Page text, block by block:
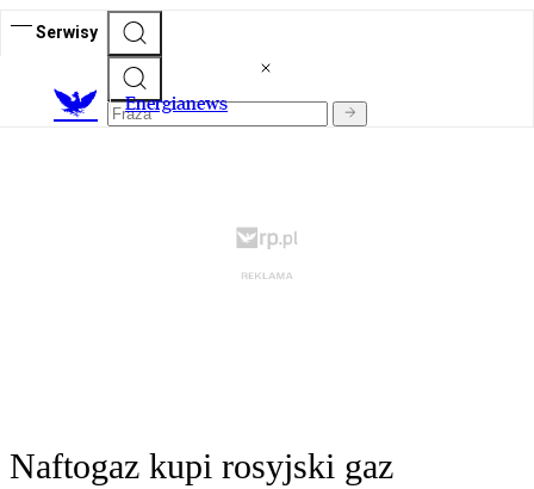
Serwisy
Energianews
Naftogaz kupi rosyjski gaz